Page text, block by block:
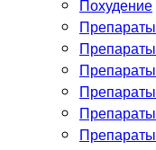
Похудение